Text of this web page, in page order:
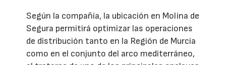
Según la compañía, la ubicación en Molina de
Segura permitirá optimizar las operaciones
de distribución tanto en la Región de Murcia
como en el conjunto del arco mediterráneo,